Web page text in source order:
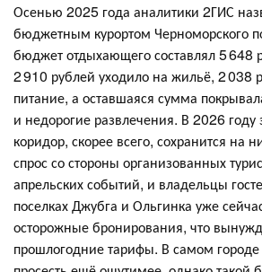
Осенью 2025 года аналитики 2ГИС
бюджетным курортом Черноморского
бюджет отдыхающего составлял 5 648
2 910 рублей уходило на жильё, 2 038
питание, а оставшаяся сумма
и недорогие развлечения. В 2026 году
коридор, скорее всего, сохранится на
спрос со стороны организованных
апрельских событий, и владельцы
поселках Джубга и Ольгинка уже
осторожные бронирования, что
прошлогодние тарифы. В самом